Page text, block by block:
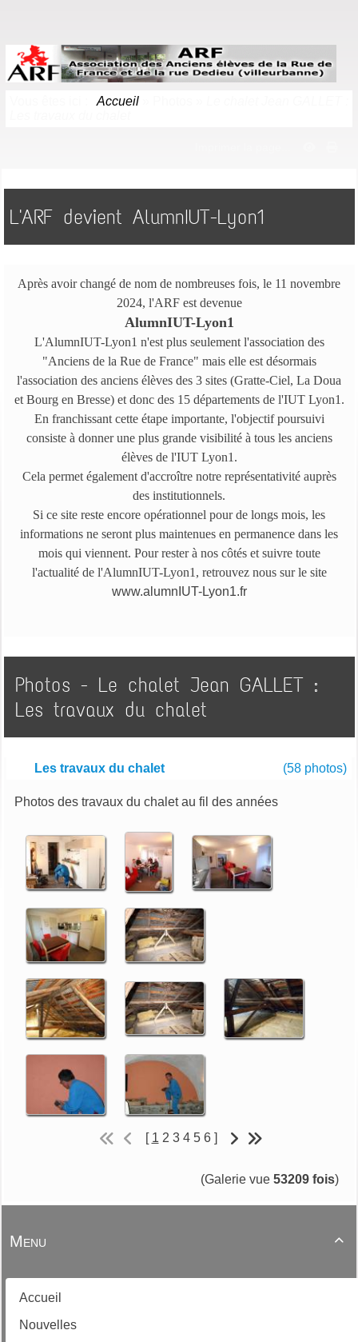
Accueil

Menu
Accueil
Nouvelles
L'ARF devient AlumnIUT-Lyon1
Après avoir changé de nom de nombreuses fois, le 11 novembre
2024, l'ARF est devenue
AlumnIUT-Lyon1
L'AlumnIUT-Lyon1 n'est plus seulement l'association des
"Anciens de la Rue de France" mais elle est désormais
l'association des anciens élèves des 3 sites (Gratte-Ciel, La Doua
et Bourg en Bresse) et donc des 15 départements de l'IUT Lyon1.
En franchissant cette étape importante, l'objectif poursuivi
consiste à donner une plus grande visibilité à tous les anciens
élèves de l'IUT Lyon1.
Cela permet également d'accroître notre représentativité auprès
des institutionnels.
Si ce site reste encore opérationnel pour de longs mois, les
informations ne seront plus maintenues en permanence dans les
mois qui viennent. Pour rester à nos côtés et suivre toute
l'actualité de l'AlumnIUT-Lyon1, retrouvez nous sur le site
www.alumnIUT-Lyon1.fr
Photos - Le chalet Jean GALLET :
Les travaux du chalet
Les travaux du chalet (58 photos)
Photos des travaux du chalet au fil des années
[ 1 2 3 4 5 6]
(Galerie vue53209 fois)